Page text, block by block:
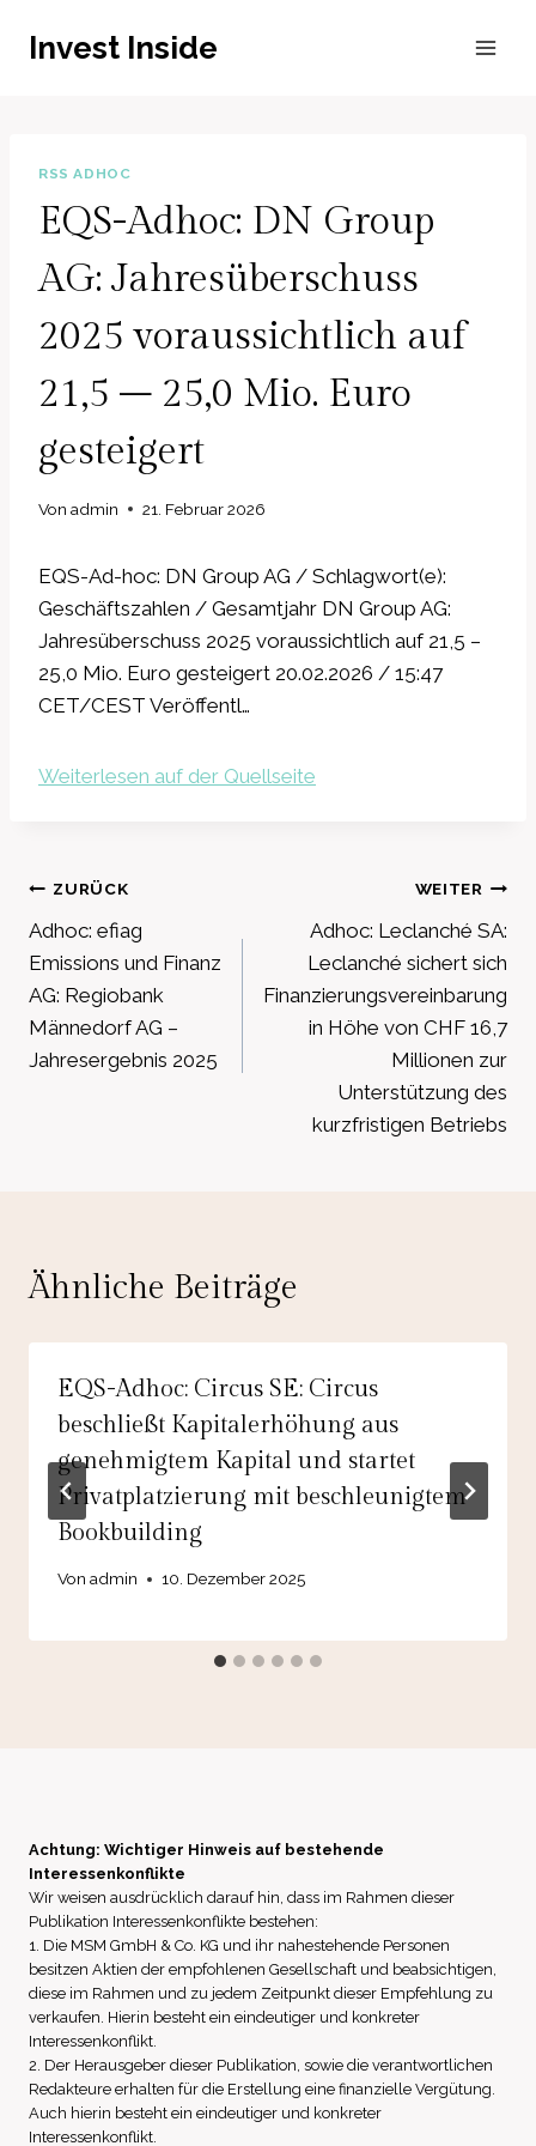
InhaltInvest Inside
RSS ADHOC
EQS-Adhoc: DN Group
AG: Jahresüberschuss
2025 voraussichtlich auf
21,5 – 25,0 Mio. Euro
gesteigert
Von admin 21. Februar 2026
EQS-Ad-hoc: DN Group AG / Schlagwort(e):
Geschäftszahlen / Gesamtjahr DN Group AG:
Jahresüberschuss 2025 voraussichtlich auf 21,5 –
25,0 Mio. Euro gesteigert 20.02.2026 / 15:47
CET/CEST Veröffentl…
Weiterlesen auf der Quellseite
Beitragsnavigation
ZURÜCK
Adhoc: efiag
Emissions und Finanz
AG: Regiobank
Männedorf AG –
Jahresergebnis 2025
WEITER
Adhoc: Leclanché SA:
Leclanché sichert sich
Finanzierungsvereinbarung
in Höhe von CHF 16,7
Millionen zur
Unterstützung des
kurzfristigen Betriebs
Ähnliche Beiträge
EQS-Adhoc: Circus SE: Circus
beschließt Kapitalerhöhung aus
genehmigtem Kapital und startet
Privatplatzierung mit beschleunigtem
Bookbuilding
Von admin 10. Dezember 2025
Achtung: Wichtiger Hinweis auf bestehende
Interessenkonflikte
Wir weisen ausdrücklich darauf hin, dass im Rahmen dieser
Publikation Interessenkonflikte bestehen:
1. Die MSM GmbH & Co. KG und ihr nahestehende Personen
besitzen Aktien der empfohlenen Gesellschaft und beabsichtigen,
diese im Rahmen und zu jedem Zeitpunkt dieser Empfehlung zu
verkaufen. Hierin besteht ein eindeutiger und konkreter
Interessenkonflikt.
2. Der Herausgeber dieser Publikation, sowie die verantwortlichen
Redakteure erhalten für die Erstellung eine finanzielle Vergütung.
Auch hierin besteht ein eindeutiger und konkreter
Interessenkonflikt.